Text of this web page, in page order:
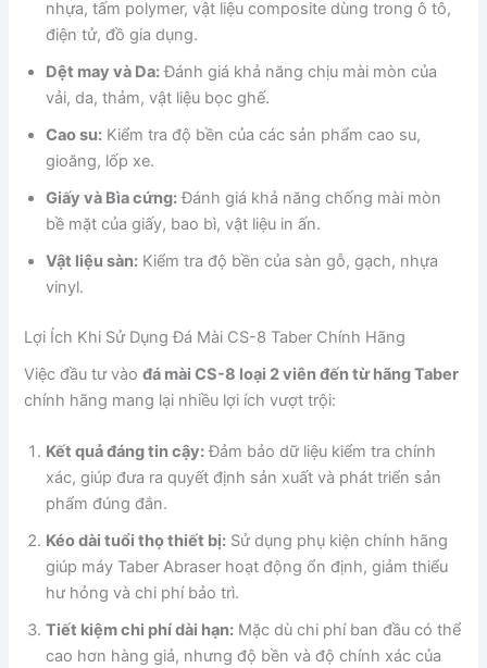
nhựa, tấm polymer, vật liệu composite dùng trong ô tô,
điện tử, đồ gia dụng.
Dệt may và Da:Đánh giá khả năng chịu mài mòn của
vải, da, thảm, vật liệu bọc ghế.
Cao su: Kiểm tra độ bền của các sản phẩm cao su,
gioăng, lốp xe.
Giấy và Bìa cứng:Đánh giá khả năng chống mài mòn
bề mặt của giấy, bao bì, vật liệu in ấn.
Vật liệu sàn: Kiểm tra độ bền của sàn gỗ, gạch, nhựa
vinyl.
Lợi Ích Khi Sử Dụng Đá Mài CS-8 Taber Chính Hãng
Việc đầu tư vàođá mài CS-8 loại 2 viên đến từ hãng Taber
chính hãng mang lại nhiều lợi ích vượt trội:
Kết quả đáng tin cậy:Đảm bảo dữ liệu kiểm tra chính
xác, giúp đưa ra quyết định sản xuất và phát triển sản
phẩm đúng đắn.
Kéo dài tuổi thọ thiết bị: Sử dụng phụ kiện chính hãng
giúp máy Taber Abraser hoạt động ổn định, giảm thiểu
hư hỏng và chi phí bảo trì.
Tiết kiệm chi phí dài hạn: Mặc dù chi phí ban đầu có thể
cao hơn hàng giả, nhưng độ bền và độ chính xác của